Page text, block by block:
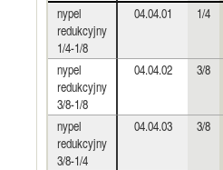
nypel
redukcyjny
1/4-1/8
04.04.01 1/4
nypel
redukcyjny
3/8-1/8
04.04.02 3/8
nypel
redukcyjny
3/8-1/4
04.04.03 3/8